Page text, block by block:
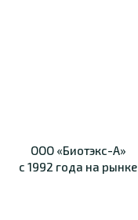
ООО «Биотэкс-А»
с 1992 года на рынке